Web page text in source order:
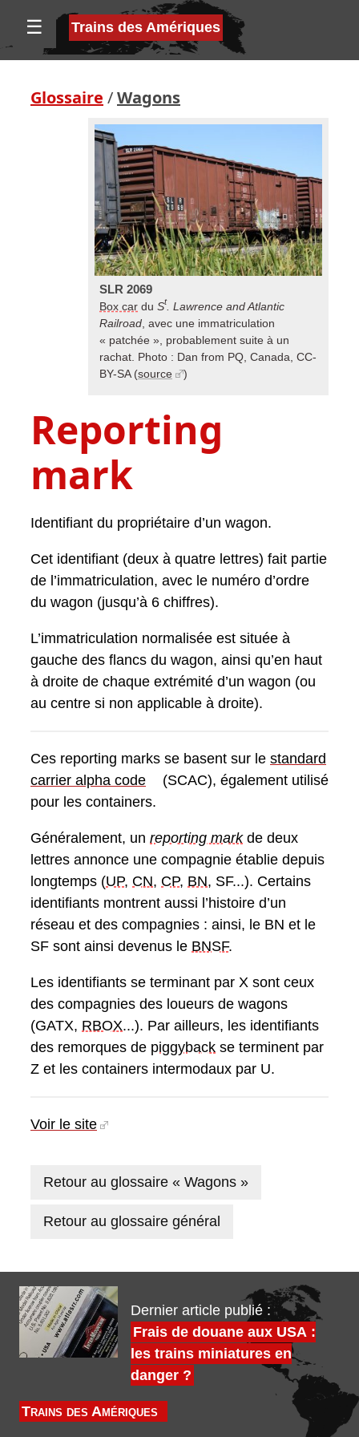
☰ Trains des Amériques
Glossaire /Wagons
SLR 2069
Box car du St. Lawrence and Atlantic
Railroad, avec une immatriculation
« patchée », probablement suite à un
rachat. Photo : Dan from PQ, Canada, CC-
BY-SA (source )
Reporting
mark
Identifiant du propriétaire d’un wagon.
Cet identifiant (deux à quatre lettres) fait partie
de l’immatriculation, avec le numéro d’ordre
du wagon (jusqu’à 6 chiffres).
L’immatriculation normalisée est située à
gauche des flancs du wagon, ainsi qu’en haut
à droite de chaque extrémité d’un wagon (ou
au centre si non applicable à droite).
Ces reporting marks se basent sur le standard
carrier alpha code
(SCAC), également utilisé
pour les containers.
Généralement, un reporting markde deux
lettres annonce une compagnie établie depuis
longtemps (UP, CN, CP, BN, SF...). Certains
identifiants montrent aussi l’histoire d’un
réseau et des compagnies : ainsi, le BN et le
SF sont ainsi devenus le BNSF.
Les identifiants se terminant par X sont ceux
des compagnies des loueurs de wagons
(GATX, RBOX...). Par ailleurs, les identifiants
des remorques de piggyback se terminent par
Z et les containers intermodaux par U.
Voir le site
Retour au glossaire « Wagons »
Retour au glossaire général
Dernier article publié :
Frais de douane aux USA :
les trains miniatures en
danger ?
Trains des Amériques